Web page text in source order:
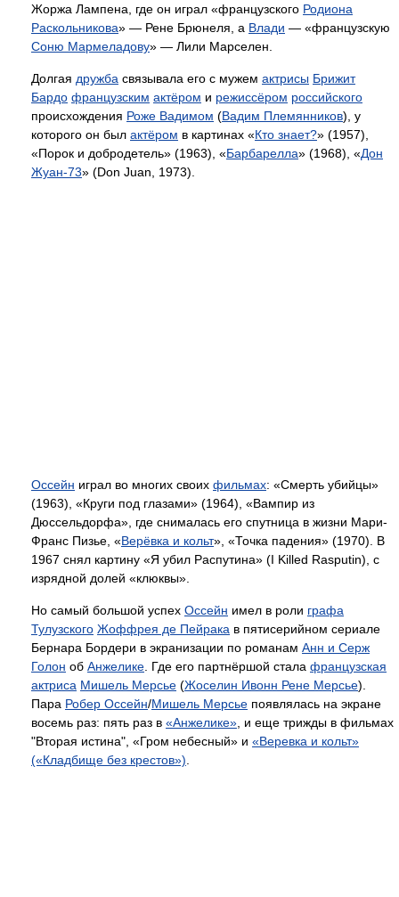
Жоржа Лампена, где он играл «французского Родиона
Раскольникова» — Рене Брюнеля, а Влади — «французскую
Соню Мармеладову» — Лили Марселен.
Долгая дружба связывала его с мужем актрисы Брижит
Бардо французским актёром и режиссёром российского
происхождения Роже Вадимом (Вадим Племянников), у
которого он был актёром в картинах «Кто знает?» (1957),
«Порок и добродетель» (1963), «Барбарелла» (1968), «Дон
Жуан-73» (Don Juan, 1973).
Оссейн играл во многих своих фильмах: «Смерть убийцы»
(1963), «Круги под глазами» (1964), «Вампир из
Дюссельдорфа», где снималась его спутница в жизни Мари-
Франс Пизье, «Верёвка и кольт», «Точка падения» (1970). В
1967 снял картину «Я убил Распутина» (I Killed Rasputin), с
изрядной долей «клюквы».
Но самый большой успех Оссейн имел в роли графа
Тулузского Жоффрея де Пейрака в пятисерийном сериале
Бернара Бордери в экранизации по романам Анн и Серж
Голон об Анжелике . Где его партнёршой стала французская
актриса Мишель Мерсье (Жоселин Ивонн Рене Мерсье).
Пара Робер Оссейн/Мишель Мерсье появлялась на экране
восемь раз: пять раз в «Анжелике» , и еще трижды в фильмах
"Вторая истина", «Гром небесный» и «Веревка и кольт»
(«Кладбище без крестов»)